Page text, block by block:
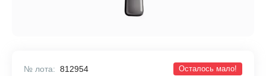
№ лота: 812954 Осталось мало!